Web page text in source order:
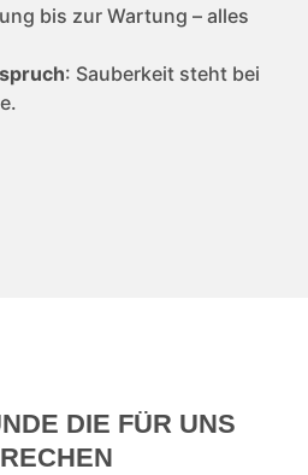
bis zur Wartung – alles
: Sauberkeit steht bei
DIE FÜR UNS